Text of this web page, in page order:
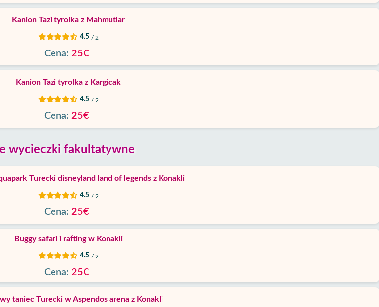
Kanion Tazi tyrolka z Mahmutlar
4.5 / 2
Cena: 25€
Kanion Tazi tyrolka z Kargicak
4.5 / 2
Cena: 25€
wycieczki fakultatywne
Turecki disneyland land of legends z Konakli
4.5 / 2
Cena: 25€
Buggy safari i rafting w Konakli
4.5 / 2
Cena: 25€
taniec Turecki w Aspendos arena z Konakli